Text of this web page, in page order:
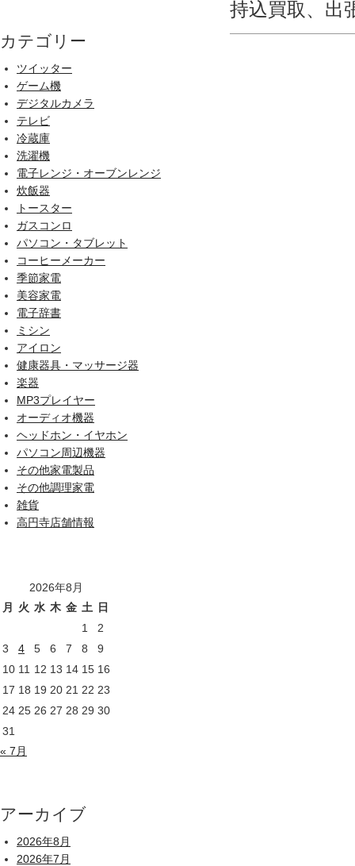
持込買取、出
カテゴリー
ツイッター
ゲーム機
デジタルカメラ
テレビ
冷蔵庫
洗濯機
電子レンジ・オーブンレンジ
炊飯器
トースター
ガスコンロ
パソコン・タブレット
コーヒーメーカー
季節家電
美容家電
電子辞書
ミシン
アイロン
健康器具・マッサージ器
楽器
MP3プレイヤー
オーディオ機器
ヘッドホン・イヤホン
パソコン周辺機器
その他家電製品
その他調理家電
雑貨
高円寺店舗情報
2026年8月
月
火 水 木 金 土 日
1
2
3
4 5 6 7 8
9
10 11 12 13 14 15 16
17 18 19 20 21 22 23
24 25 26 27 28 29 30
31
« 7月
アーカイブ
2026年8月
2026年7月